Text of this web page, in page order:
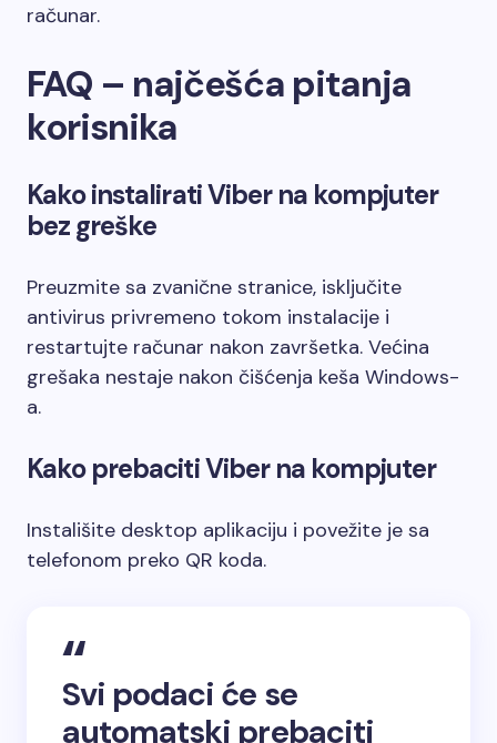
računar.
FAQ – najčešća pitanja
korisnika
Kako instalirati Viber na kompjuter
bez greške
Preuzmite sa zvanične stranice, isključite
antivirus privremeno tokom instalacije i
restartujte računar nakon završetka. Većina
grešaka nestaje nakon čišćenja keša Windows-
a.
Kako prebaciti Viber na kompjuter
Instališite desktop aplikaciju i povežite je sa
telefonom preko QR koda.
Svi podaci će se
automatski prebaciti